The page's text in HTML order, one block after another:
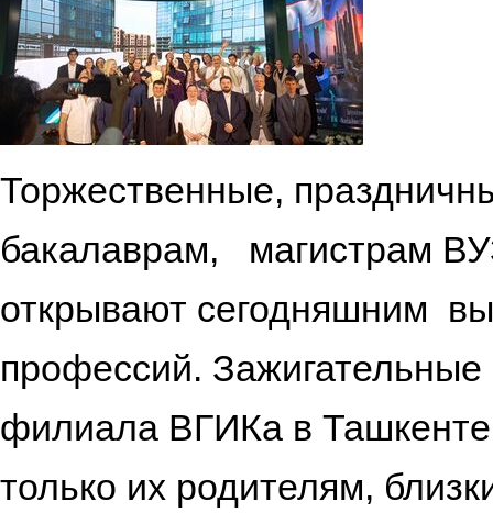
Торжественные,
бакалаврам, магистрам
открывают сегодняшним
профессий.
филиала ВГИКа в
только их родителям,